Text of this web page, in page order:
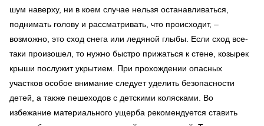
шум наверху, ни в коем случае нельзя останавливаться,
поднимать голову и рассматривать, что происходит, –
возможно, это сход снега или ледяной глыбы. Если сход все-
таки произошел, то нужно быстро прижаться к стене, козырек
крыши послужит укрытием. При прохождении опасных
участков особое внимание следует уделить безопасности
детей, а также пешеходов с детскими колясками. Во
избежание материального ущерба рекомендуется ставить